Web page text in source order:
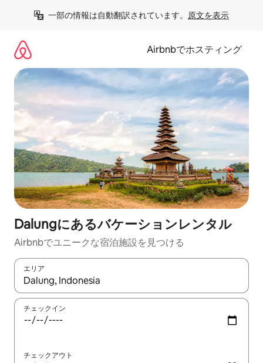
一部の情報は自動翻訳されています。 原文を表示
Airbnbでホスティング
Dalungにあるバケーションレンタル
Airbnbでユニークな宿泊施設を見つける
エリア
検索結果が表示されたら、上下の矢印キーを使って移動するか
チェックイン
チェックアウト